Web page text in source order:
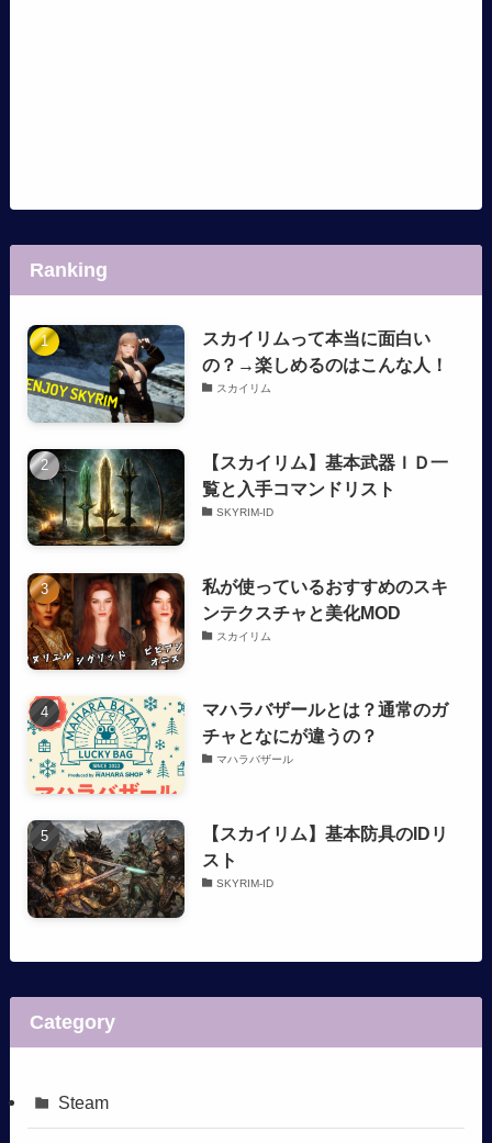
Ranking
スカイリムって本当に面白い
の？→楽しめるのはこんな人！
スカイリム
【スカイリム】基本武器ＩＤ一
覧と入手コマンドリスト
SKYRIM-ID
私が使っているおすすめのスキ
ンテクスチャと美化MOD
スカイリム
マハラバザールとは？通常のガ
チャとなにが違うの？
マハラバザール
【スカイリム】基本防具のIDリ
スト
SKYRIM-ID
Category
Steam